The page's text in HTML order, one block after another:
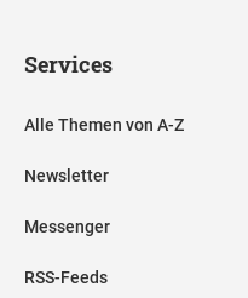
Services
Alle Themen von A-Z
Newsletter
Messenger
RSS-Feeds